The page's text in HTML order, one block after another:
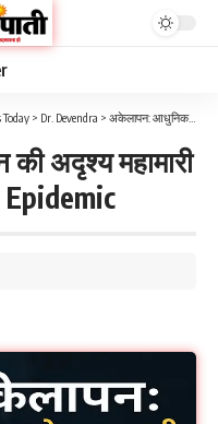
> Dr. Devendra > अकेलापन: आधुनिक जीवन की अदृश्य महामारी – Loneliness: A Silent Epidemic
अदृश्य महामारी